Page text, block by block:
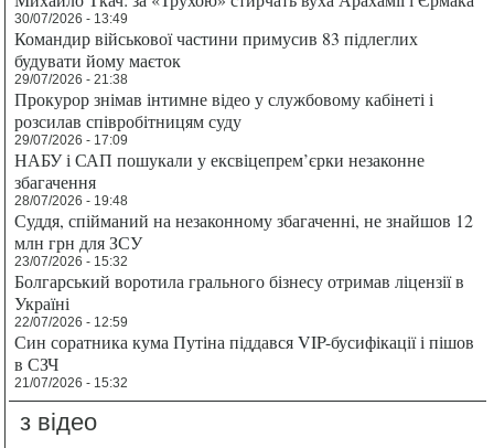
30/07/2026 - 13:49
Командир військової частини примусив 83 підлеглих
будувати йому маєток
29/07/2026 - 21:38
Прокурор знімав інтимне відео у службовому кабінеті і
розсилав співробітницям суду
29/07/2026 - 17:09
НАБУ і САП пошукали у ексвіцепрем’єрки незаконне
збагачення
28/07/2026 - 19:48
Суддя, спійманий на незаконному збагаченні, не знайшов 12
млн грн для ЗСУ
23/07/2026 - 15:32
Болгарський воротила грального бізнесу отримав ліцензії в
Україні
22/07/2026 - 12:59
Син соратника кума Путіна піддався VIP-бусифікації і пішов
в СЗЧ
21/07/2026 - 15:32
з відео